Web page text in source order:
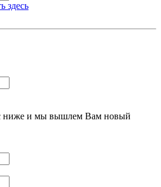
здесь
ниже и мы вышлем Вам новый